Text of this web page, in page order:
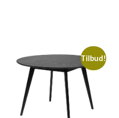
Tilbud!